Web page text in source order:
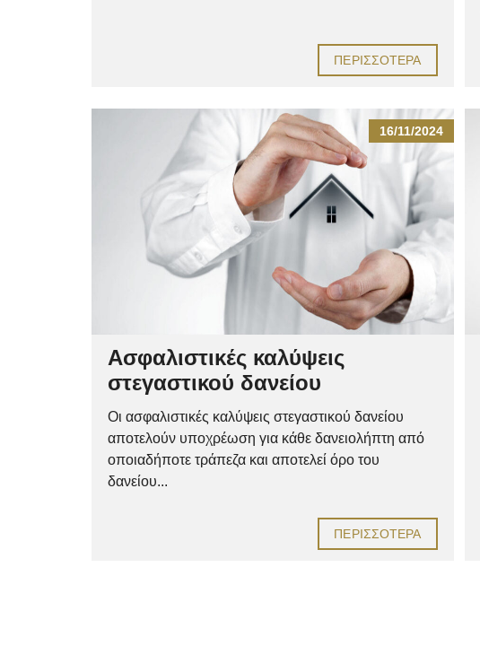
ΠΕΡΙΣΣΌΤΕΡΑ
16/11/2024
Ασφαλιστικές καλύψεις
στεγαστικού δανείου
Οι ασφαλιστικές καλύψεις στεγαστικού δανείου
αποτελούν υποχρέωση για κάθε δανειολήπτη από
οποιαδήποτε τράπεζα και αποτελεί όρο του
δανείου...
ΠΕΡΙΣΣΌΤΕΡΑ